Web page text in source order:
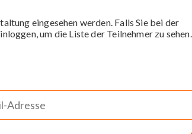
eingesehen werden. Falls Sie bei der
um die Liste der Teilnehmer zu sehen.